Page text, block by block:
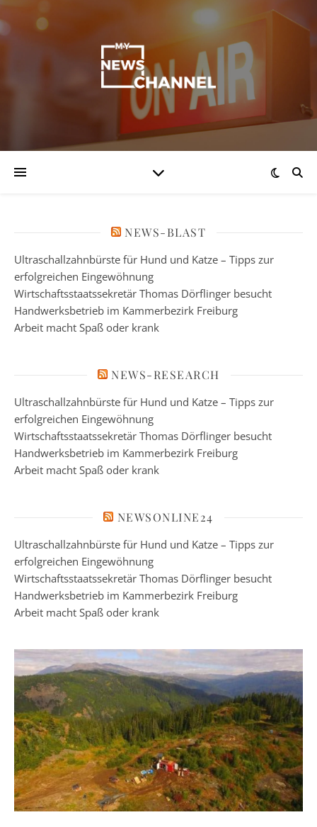
NEWS-BLAST
Ultraschallzahnbürste für Hund und Katze – Tipps zur
erfolgreichen Eingewöhnung
Wirtschaftsstaatssekretär Thomas Dörflinger besucht
Handwerksbetrieb im Kammerbezirk Freiburg
Arbeit macht Spaß oder krank
NEWS-RESEARCH
Ultraschallzahnbürste für Hund und Katze – Tipps zur
erfolgreichen Eingewöhnung
Wirtschaftsstaatssekretär Thomas Dörflinger besucht
Handwerksbetrieb im Kammerbezirk Freiburg
Arbeit macht Spaß oder krank
NEWSONLINE24
Ultraschallzahnbürste für Hund und Katze – Tipps zur
erfolgreichen Eingewöhnung
Wirtschaftsstaatssekretär Thomas Dörflinger besucht
Handwerksbetrieb im Kammerbezirk Freiburg
Arbeit macht Spaß oder krank